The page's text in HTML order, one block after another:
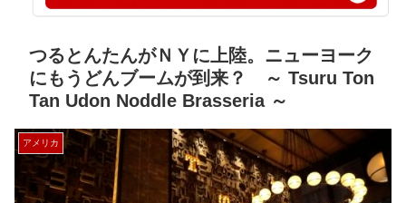
つるとんたんがＮＹに上陸。ニューヨーク
にもうどんブームが到来？ ～ Tsuru Ton
Tan Udon Noddle Brasseria ～
アメリカ